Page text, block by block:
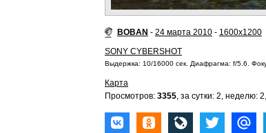
BOBAN - 24 марта 2010 - 1600x1200
SONY CYBERSHOT
Выдержка: 10/16000 сек. Диафрагма: f/5.6.
Карта
Просмотров: 3355, за сутки: 2, неделю: